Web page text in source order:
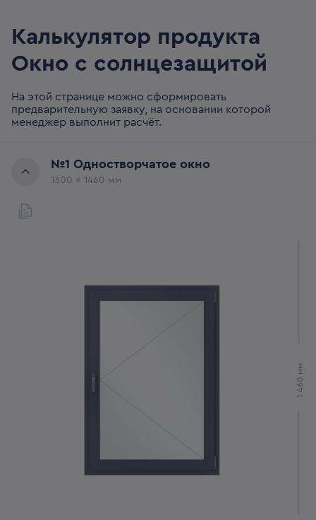
Калькулятор продукта
Окно с солнцезащитой
На этой странице можно сформировать
предварительную заявку, на основании которой
менеджер выполнит расчёт.
№1 Одностворчатое окно
1300 x 1460 мм
1 460
мм